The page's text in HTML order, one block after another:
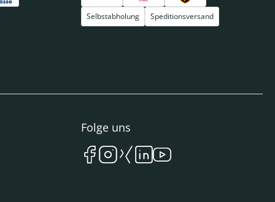
Selbstabholung Speditionsversand
Folge uns